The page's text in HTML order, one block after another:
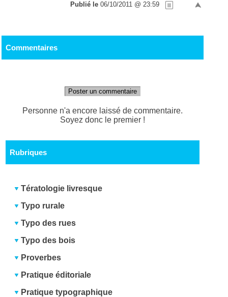
Publié le 06/10/2011 @ 23:59
Commentaires
Poster un commentaire
Personne n'a encore laissé de commentaire.
Soyez donc le premier !
Rubriques
Tératologie livresque
Typo rurale
Typo des rues
Typo des bois
Proverbes
Pratique éditoriale
Pratique typographique